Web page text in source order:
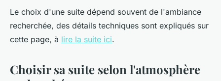
Le choix d'une suite dépend souvent de l'ambiance
recherchée, des détails techniques sont expliqués sur
cette page, à lire la suite ici.
Choisir sa suite selon l'atmosphère